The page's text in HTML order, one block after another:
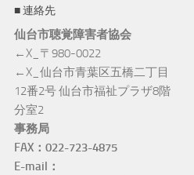
手話翻訳AIアプリ 〆切9/5【仙
台市聴覚障害協会】
■ 連絡先
仙台市聴覚障害者協会
←X_〒980-0022
←X_仙台市青葉区五橋二丁目
12番2号 仙台市福祉プラザ8階
分室2
事務局
FAX：022-723-4875
E-mail：